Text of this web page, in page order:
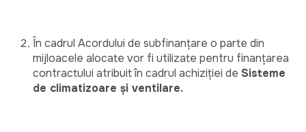
În cadrul Acordului de subfinanțare o parte din
mijloacele alocate vor fi utilizate pentru finanțarea
contractului atribuit în cadrul achiziției de Sisteme
de climatizoare și ventilare.